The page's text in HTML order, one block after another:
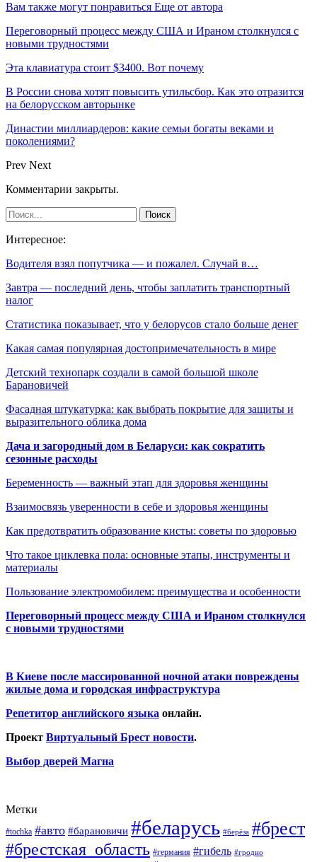
Вам также могут понравиться Еще от автора
Переговорный процесс между США и Ираном столкнулся с
новыми трудностями
Эта клавиатура стоит $3400. Вот почему
В России снова хотят повысить утильсбор. Как это отразится
на белорусском авторынке
Династии миллиардеров: какие семьи богаты веками и
поколениями?
Prev Next
Комментарии закрыты.
Интересное:
Водителя взял попутчика — и пожалел. Случай в…
Завтра — последний день, чтобы заплатить транспортный
налог
Статистика показывает, что у белорусов стало больше денег
Какая самая популярная достопримечательность в мире
Детский технопарк создали в самой большой школе
Барановичей
Фасадная штукатурка: как выбрать покрытие для защиты и
выразительного облика дома
Дача и загородный дом в Беларуси: как сократить
сезонные расходы
Беременность — важный этап для здоровья женщины
Взаимосвязь уверенности в себе и здоровья женщины
Как предотвратить образование кисты: советы по здоровью
Что такое циклевка пола: основные этапы, инструменты и
материалы
Пользование электромобилем: преимущества и особенности
Переговорный процесс между США и Ираном столкнулся
с новыми трудностями
В Киеве после массированной ночной атаки повреждены
жилые дома и городская инфраструктура
Репетитор английского языка онлайн.
Проект Виртуальный Брест новости.
Выбор дверей Магна
Метки
#tochka #авто #барановичи #беларусь #берёза #брест
#брестская_область #германия #гибель #гродно